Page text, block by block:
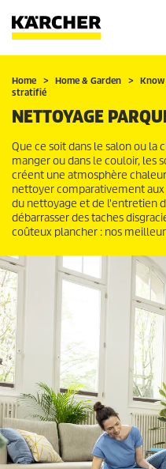
Panier
Mes Favoris
Home Home & Garden
stratifié
NETTOYAGE
Que ce soit dans le salon ou la
manger ou dans le couloir, les
créent une atmosphère
nettoyer comparativement
du nettoyage et de l'entretien
débarrasser des taches
coûteux plancher : nos